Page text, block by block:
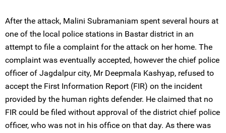
After the attack, Malini Subramaniam spent several hours at
one of the local police stations in Bastar district in an
attempt to file a complaint for the attack on her home. The
complaint was eventually accepted, however the chief police
officer of Jagdalpur city, Mr Deepmala Kashyap, refused to
accept the First Information Report (FIR) on the incident
provided by the human rights defender. He claimed that no
FIR could be filed without approval of the district chief police
officer, who was not in his office on that day. As there was